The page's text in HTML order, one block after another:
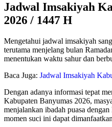
Jadwal Imsakiyah
2026 / 1447 H
Mengetahui jadwal imsakiyah
terutama menjelang bulan
menentukan waktu sahur dan
Baca Juga: Jadwal Imsakiyah
Dengan adanya informasi tepat
Kabupaten Banyumas 2026,
menjalankan ibadah puasa
momen suci ini dapat